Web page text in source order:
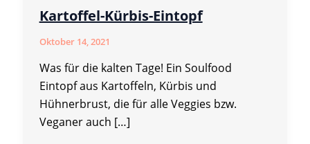
Kartoffel-Kürbis-Eintopf
Oktober 14, 2021
Was für die kalten Tage! Ein Soulfood
Eintopf aus Kartoffeln, Kürbis und
Hühnerbrust, die für alle Veggies bzw.
Veganer auch […]